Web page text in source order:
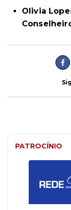
Olivia
PATROCÍNIO